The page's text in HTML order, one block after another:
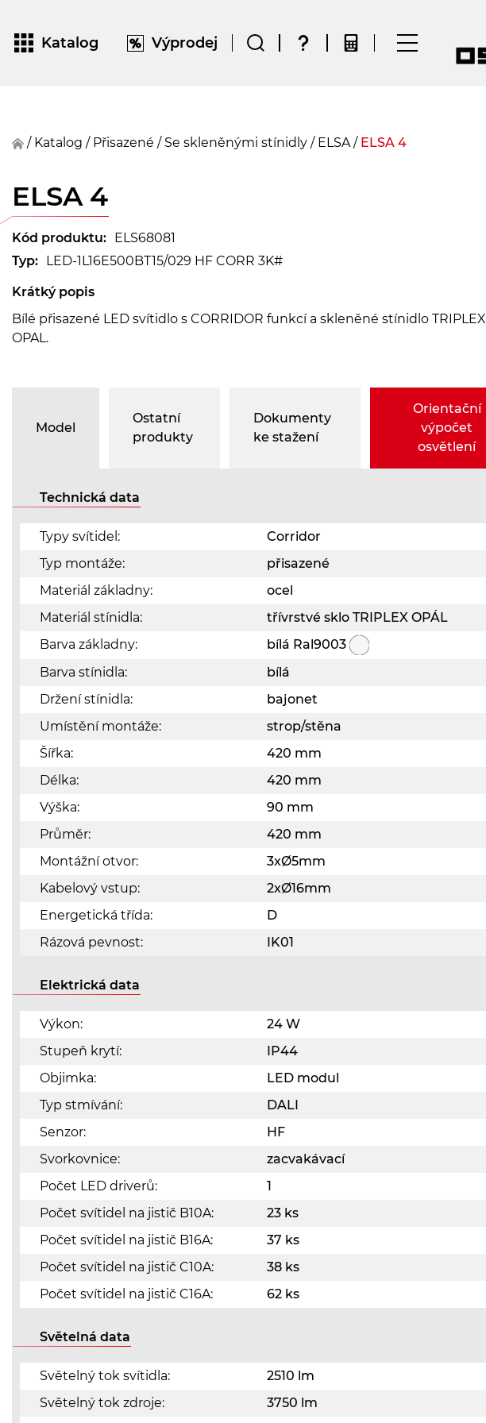
Katalog Výprodej
/ Katalog / přisazené / Se skleněnými stínidly / ELSA/ ELSA 4
ELSA 4
Kód produktu: ELS68081
Typ: LED-1L16E500BT15/029 HF CORR 3K#
Krátký popis
Bílé přisazené LED svítidlo s CORRIDOR funkcí a skleněné stínidlo TRIPLEX
OPAL.
Model
Ostatní
produkty
Dokumenty
ke stažení
Orientační
výpočet
osvětlení
Technická data
Typy svítidel:
Corridor
Typ montáže:
přisazené
Materiál základny:
ocel
Materiál stínidla:
třívrstvé sklo TRIPLEX OPÁL
Barva základny:
bílá Ral9003
Barva stínidla:
bílá
Držení stínidla:
bajonet
Umístění montáže:
strop/stěna
Šířka:
420 mm
Délka:
420 mm
Výška:
90 mm
Průměr:
420 mm
Montážní otvor:
3xØ5mm
Kabelový vstup:
2xØ16mm
Energetická třída:
D
Rázová pevnost:
IK01
Elektrická data
Výkon:
24 W
Stupeň krytí:
IP44
Objimka:
LED modul
Typ stmívání:
DALI
Senzor:
HF
Svorkovnice:
zacvakávací
Počet LED driverů:
1
Počet svítidel na jistič B10A:
23 ks
Počet svítidel na jistič B16A:
37 ks
Počet svítidel na jistič C10A:
38 ks
Počet svítidel na jistič C16A:
62 ks
Světelná data
Světelný tok svítidla:
2510 lm
Světelný tok zdroje:
3750 lm